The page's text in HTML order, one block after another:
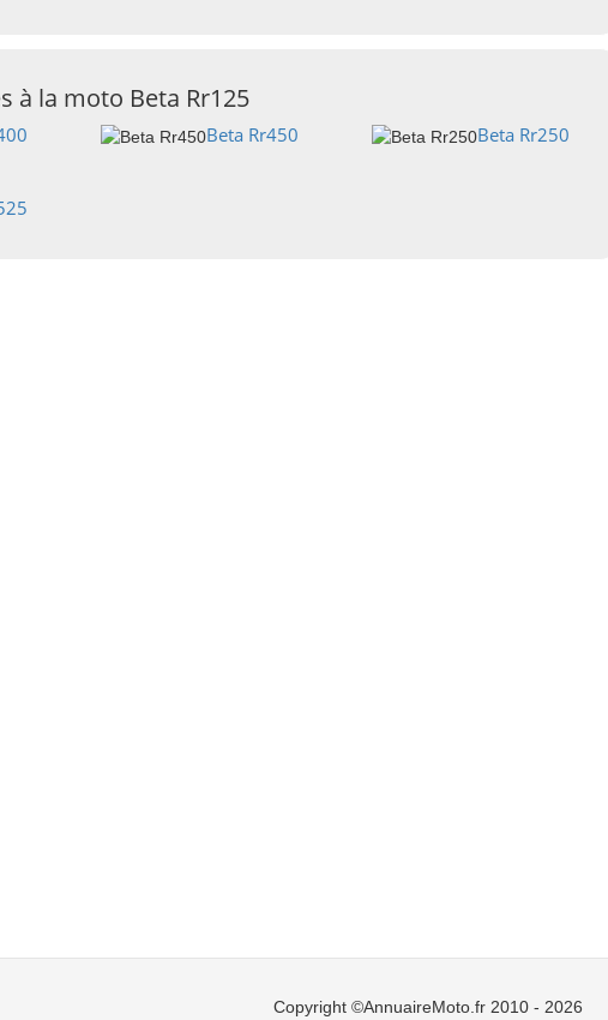
à la moto Beta Rr125
Beta Rr450 Beta Rr250
Copyright ©AnnuaireMoto.fr 2010 - 2026